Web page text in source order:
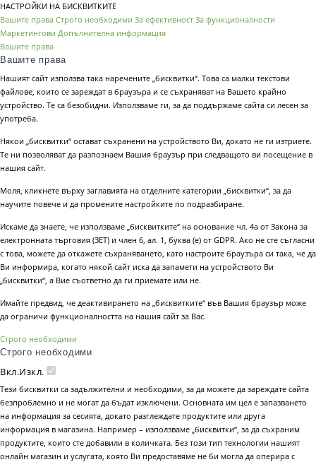
НАСТРОЙКИ НА БИСКВИТКИТЕ
Вашите права Строго необходими За ефективност За функционалности
Маркетингови Допълнителна информация
Вашите права
Вашите права
Нашият сайт използва така наречените „бисквитки“. Това са малки текстови
файлове, които се зареждат в браузъра и се съхраняват на Вашето крайно
устройство. Те са безобидни. Използваме ги, за да поддържаме сайта си лесен за
употреба.
Някои „бисквитки“ остават съхранени на устройството Ви, докато не ги изтриете.
Те ни позволяват да разпознаем Вашия браузър при следващото ви посещение в
нашия сайт.
Моля, кликнете върху заглавията на отделните категории „бисквитки“, за да
научите повече и да промените настройките по подразбиране.
Искаме да знаете, че използваме „бисквитките“ на основание чл. 4а от Закона за
електронната търговия (ЗЕТ) и член 6, ал. 1, буква (е) от GDPR. Ако не сте съгласни
с това, можете да откажете съхраняването, като настроите браузъра си така, че да
Ви информира, когато някой сайт иска да запамети на устройството Ви
„бисквитки“, а Вие съответно да ги приемате или не.
Имайте предвид, че деактивирането на „бисквитките“ във Вашия браузър може
да ограничи функционалността на нашия сайт за Вас.
Строго необходими
Строго необходими
Вкл.Изкл.
Тези бисквитки са задължителни и необходими, за да можете да зареждате сайта
безпроблемно и не могат да бъдат изключени. Основната им цел е запазването
на информация за сесията, докато разглеждате продуктите или друга
информация в магазина. Например – използваме „бисквитки“, за да съхраним
продуктите, които сте добавили в количката. Без този тип технологии нашият
онлайн магазин и услугата, която Ви предоставяме не би могла да оперира с